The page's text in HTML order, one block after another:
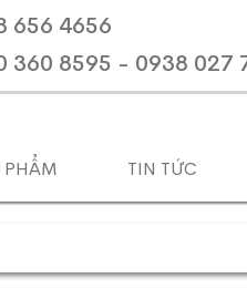
656 4656
360 8595 - 0938 027
PHẨM TIN TỨC